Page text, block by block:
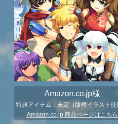
Amazon.co.jp様
特典アイテム：未定（版権イラスト使
Amazon.co.jp 商品ページはこちら